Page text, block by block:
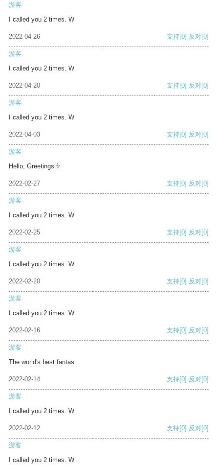
游客
I called you 2 times. W
2022-04-26 支持[0] 反对[0]
游客
I called you 2 times. W
2022-04-20 支持[0] 反对[0]
游客
I called you 2 times. W
2022-04-03 支持[0] 反对[0]
游客
Hello, Greetings fr
2022-02-27 支持[0] 反对[0]
游客
I called you 2 times. W
2022-02-25 支持[0] 反对[0]
游客
I called you 2 times. W
2022-02-20 支持[0] 反对[0]
游客
I called you 2 times. W
2022-02-16 支持[0] 反对[0]
游客
The world's best fantas
2022-02-14 支持[0] 反对[0]
游客
I called you 2 times. W
2022-02-12 支持[0] 反对[0]
游客
I called you 2 times. W